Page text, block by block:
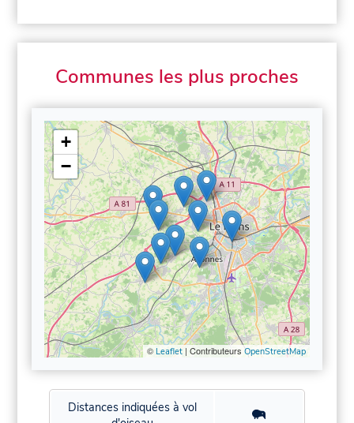
Communes les plus proches
+
−
© Leaflet| ContributeursOpenStreetMap
Distances indiquées à vol